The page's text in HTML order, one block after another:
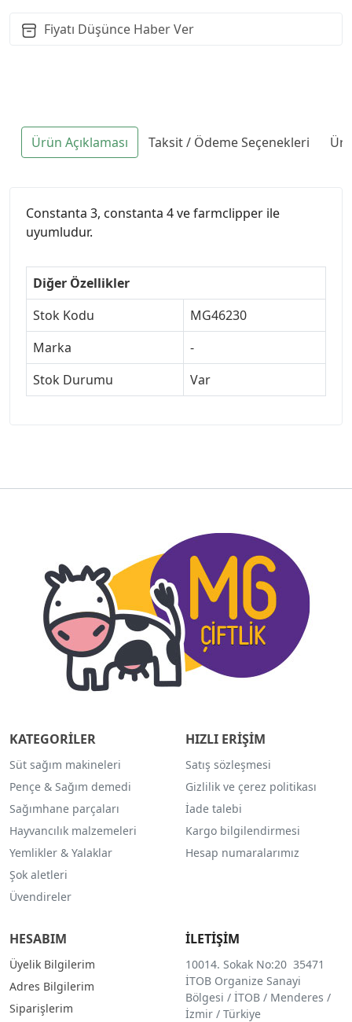
Fiyatı Düşünce Haber Ver
Ürün Açıklaması Taksit / Ödeme Seçenekleri
Constanta 3, constanta 4 ve farmclipper ile
uyumludur.
Diğer Özellikler
Stok Kodu
MG46230
Marka
-
Stok Durumu
Var
KATEGORİLER
Süt sağım makineleri
Pençe & Sağım demedi
Sağımhane parçaları
Hayvancılık malzemeleri
Yemlikler & Yalaklar
Şok aletleri
Üvendireler
HIZLI ERİŞİM
Satış sözleşmesi
Gizlilik ve çerez politikası
İade talebi
Kargo bilgilendirmesi
Hesap numaralarımız
HESABIM
Üyelik Bilgilerim
Adres Bilgilerim
Siparişlerim
İLETİŞİM
10014. Sokak No:20 35471
İTOB Organize Sanayi
Bölgesi / İTOB / Menderes /
İzmir / Türkiye